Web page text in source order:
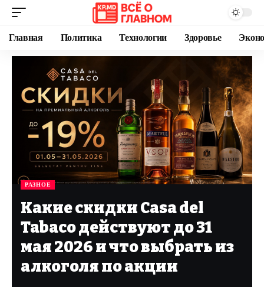
Главная Политика Технологии Здоровье
РАЗНОЕ
Какие скидки Casa del
Tabaco действуют до 31
мая 2026 и что выбрать из
алкоголя по акции